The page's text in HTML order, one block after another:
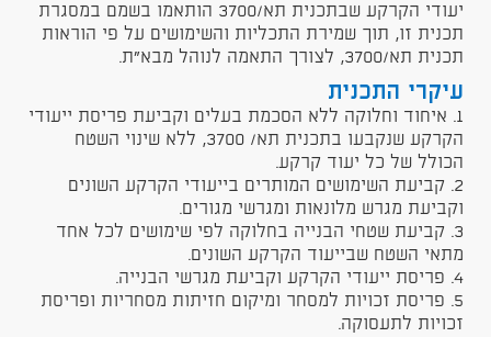
יעודי הקרקע שבתכנית תא/3700 הותאמו בשמם במסגרת
תכנית זו, תוך שמירת התכליות והשימושים על פי הוראות
תכנית תא/3700, לצורך התאמה לנוהל מבא"ת.
עיקרי התכנית
1. איחוד וחלוקה ללא הסכמת בעלים וקביעת פריסת ייעודי
הקרקע שנקבעו בתכנית תא/ 3700, ללא שינוי השטח
הכולל של כל יעוד קרקע.
2. קביעת השימושים המותרים בייעודי הקרקע השונים
וקביעת מגרש מלונאות ומגרשי מגורים.
3. קביעת שטחי הבנייה בחלוקה לפי שימושים לכל אחד
מתאי השטח שבייעוד הקרקע השונים.
4. פריסת ייעודי הקרקע וקביעת מגרשי הבנייה.
5. פריסת זכויות למסחר ומיקום חזיתות מסחריות ופריסת
זכויות לתעסוקה.